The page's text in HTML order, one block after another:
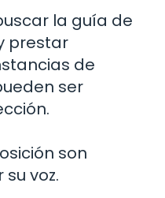
la guía de
prestar
de
ser
son
voz.